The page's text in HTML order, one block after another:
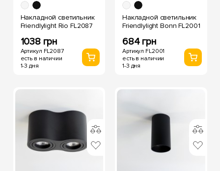
Накладной светильник
Friendlylight Rio FL2087
1038 грн
Артикул FL2087
есть в наличии
1-3 дня
Накладной светильник
Friendlylight Bonn FL2001
684 грн
Артикул FL2001
есть в наличии
1-3 дня